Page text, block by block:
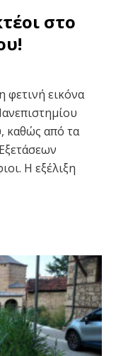
στο
φετινή εικόνα
καθώς από τα
Η εξέλιξη